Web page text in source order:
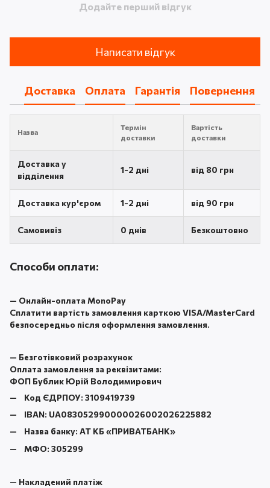
Додайте перший відгук
Написати відгук
Доставка Оплата Гарантія Повернення
Назва
Термін
доставки
Вартість
доставки
Доставка у
відділення
1-2 дні від 80 грн
Доставка кур'єром 1-2 дні від 90 грн
Самовивіз 0 днів Безкоштовно
Способи оплати:
— Онлайн-оплата MonoPay
Сплатити вартість замовлення карткою VISA/MasterCard
безпосередньо після оформлення замовлення.
— Безготівковий розрахунок
Оплата замовлення за реквізитами:
ФОП Бублик Юрій Володимирович
Код ЄДРПОУ: 3109419739
IBAN: UA083052990000026002026225882
Назва банку: АТ КБ «ПРИВАТБАНК»
МФО: 305299
— Накладений платіж